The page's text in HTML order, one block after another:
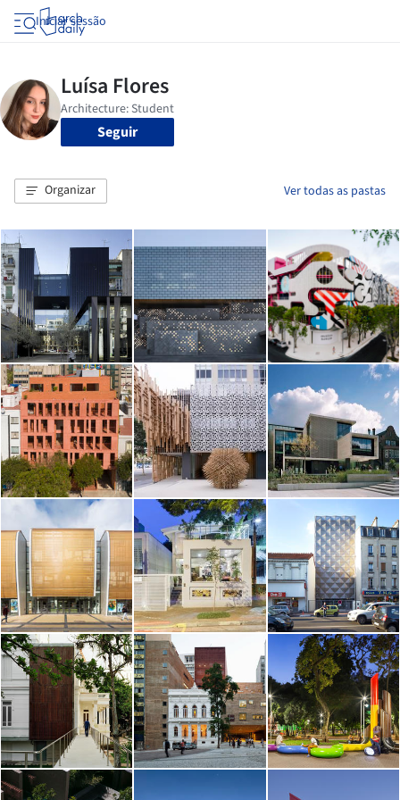
Iniciar sessão
Seguir
Organizar Ver todas as pastas